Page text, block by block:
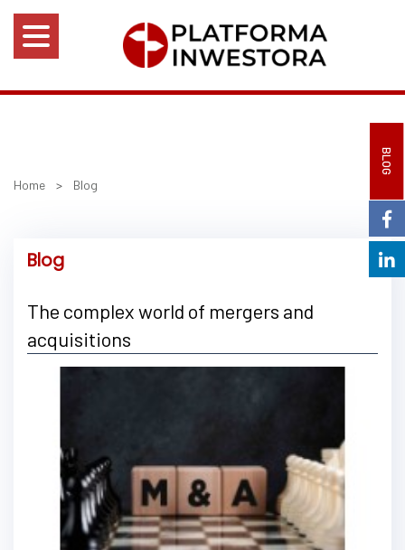
BLOG
Home > Blog
Blog
The complex world of mergers and
acquisitions